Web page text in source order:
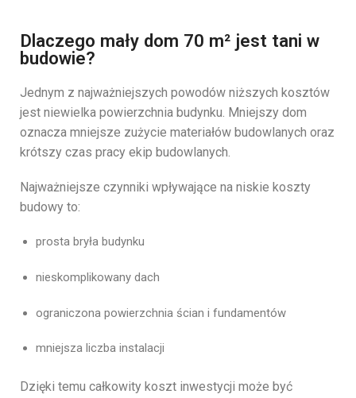
Dlaczego mały dom 70 m² jest tani w
budowie?
Jednym z najważniejszych powodów niższych kosztów
jest niewielka powierzchnia budynku. Mniejszy dom
oznacza mniejsze zużycie materiałów budowlanych oraz
krótszy czas pracy ekip budowlanych.
Najważniejsze czynniki wpływające na niskie koszty
budowy to:
prosta bryła budynku
nieskomplikowany dach
ograniczona powierzchnia ścian i fundamentów
mniejsza liczba instalacji
Dzięki temu całkowity koszt inwestycji może być